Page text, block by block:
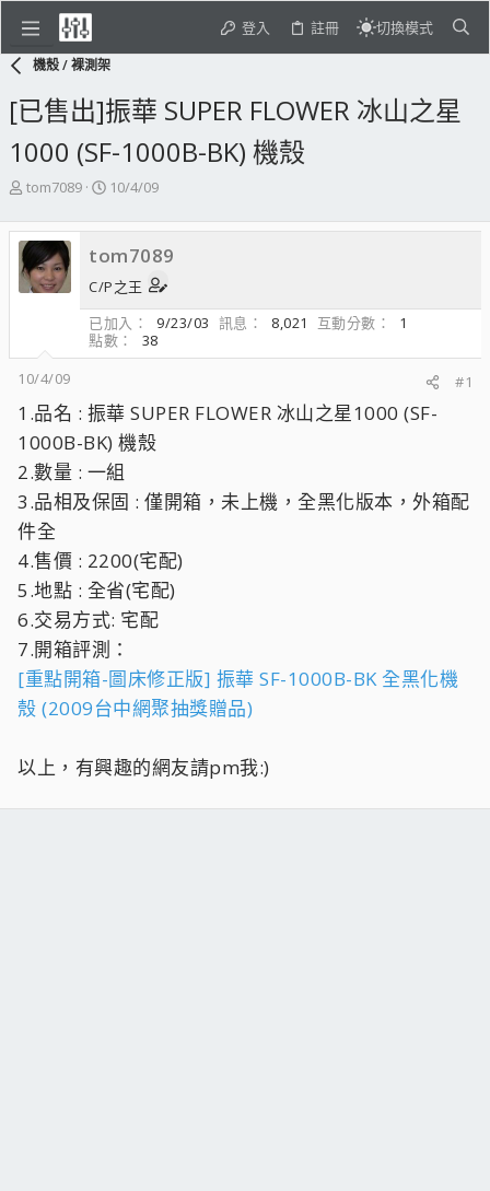
登入 註冊 切換模式
機殼 / 裸測架
[已售出]振華 SUPER FLOWER 冰山之星
1000 (SF-1000B-BK) 機殼
主
發
起
人
tom7089
開
日
期
10/4/09
tom7089
C/P之王
已加入
9/23/03 訊息 8,021 互動分數
1
點數
38
10/4/09
#1
1.品名 : 振華 SUPER FLOWER 冰山之星1000 (SF-
1000B-BK) 機殼
2.數量 : 一組
3.品相及保固 : 僅開箱，未上機，全黑化版本，外箱配
件全
4.售價 : 2200(宅配)
5.地點 : 全省(宅配)
6.交易方式: 宅配
7.開箱評測：
[重點開箱-圖床修正版] 振華 SF-1000B-BK 全黑化機
殼 (2009台中網聚抽獎贈品)
以上，有興趣的網友請pm我:)